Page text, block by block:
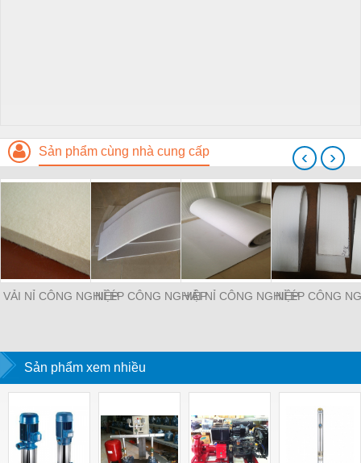
Sản phẩm cùng nhà cung cấp
VẢI NỈ CÔNG NGHIỆPNỈ ÉP CÔNG NGHIỆPVẢI NỈ CÔNG NGHIỆPNỈ ÉP CÔNG
‹ ›
Sản phẩm xem nhiều